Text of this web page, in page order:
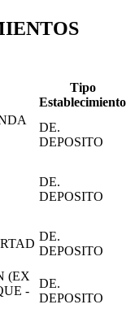
Tipo
Establecimiento
DE.
DEPOSITO
DE.
DEPOSITO
DE.
DEPOSITO
(EX
-
DE.
DEPOSITO